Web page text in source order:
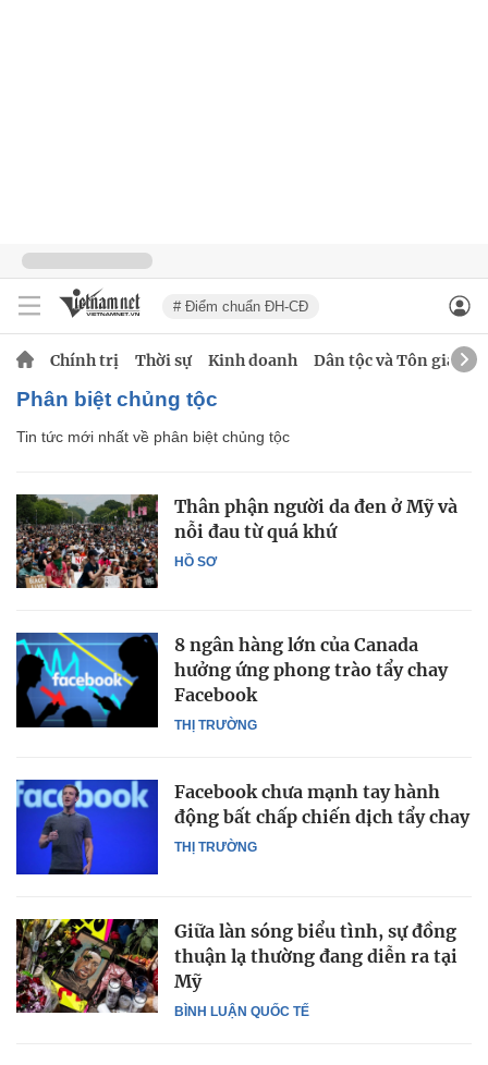
# Điểm chuẩn ĐH-CĐ
Chính trị Thời sự Kinh doanh Dân tộc và Tôn giáo
phân biệt chủng tộc
Tin tức mới nhất về phân biệt chủng tộc
HỒ SƠ
Thân phận người da đen ở Mỹ và
nỗi đau từ quá khứ
THỊ TRƯỜNG
8 ngân hàng lớn của Canada
hưởng ứng phong trào tẩy chay
Facebook
THỊ TRƯỜNG
Facebook chưa mạnh tay hành
động bất chấp chiến dịch tẩy chay
BÌNH LUẬN QUỐC TẾ
Giữa làn sóng biểu tình, sự đồng
thuận lạ thường đang diễn ra tại
Mỹ